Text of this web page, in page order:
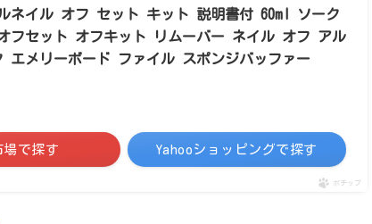
ネイル オフ セット キット 説明書付 60ml ソーク
フセット オフキット リムーバー ネイル オフ アル
エメリーボード ファイル スポンジバッファー
場で探す Yahooショッピングで探す
ポチップ